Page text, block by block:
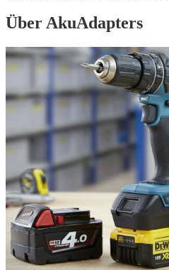
Über AkuAdapters